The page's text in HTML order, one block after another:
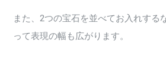
また、2つの宝石を並べてお入れする
って表現の幅も広がります。